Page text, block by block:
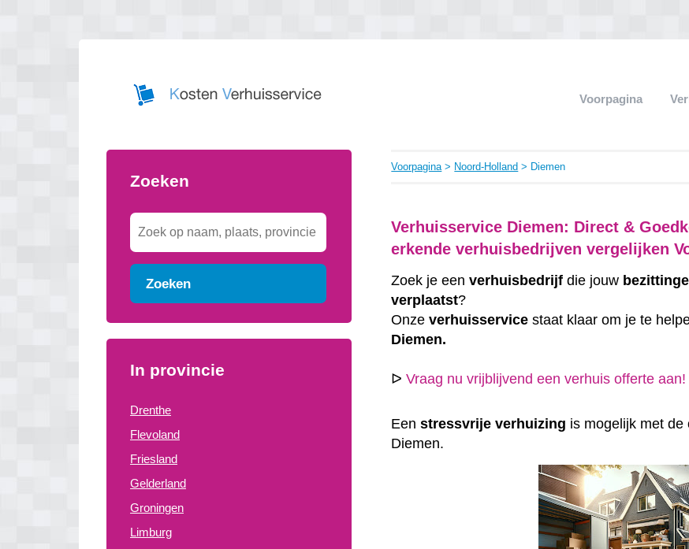
Voorpagina
Zoeken
Zoeken
In provincie
Drenthe
Flevoland
Friesland
Gelderland
Groningen
Limburg
Voorpagina> Noord-Holland > Diemen
Verhuisservice Diemen: Direct &
erkende verhuisbedrijven vergelijken
Zoek je eenverhuisbedrijf die jouw
verplaatst?
Onzeverhuisservice staat klaar om je te
Diemen.
ᐅVraag nu vrijblijvend een verhuis offerte aan!
Eenstressvrije verhuizing is mogelijk met de
Diemen.